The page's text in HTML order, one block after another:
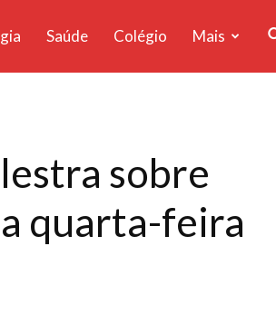
Saúde Colégio Mais
sobre
quarta-feira